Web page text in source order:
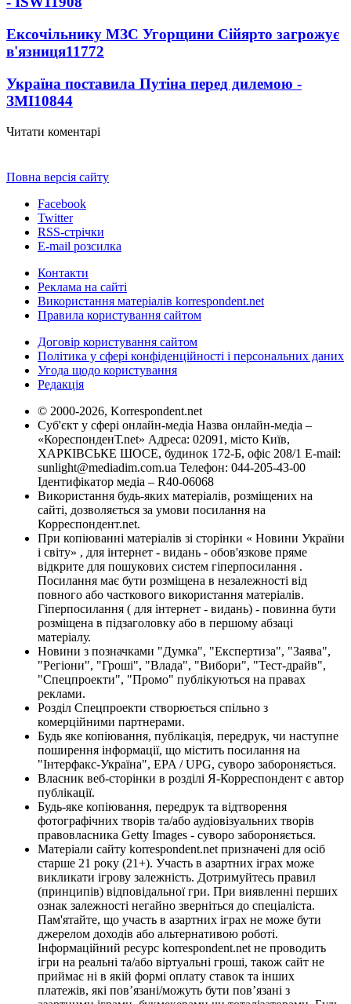
Ексочільнику МЗС Угорщини Сійярто загрожує
в'язниця11772
Україна поставила Путіна перед дилемою -
ЗМІ10844
Читати коментарі
Повна версія сайту
Facebook
Twitter
RSS-стрічки
E-mail розсилка
Контакти
Реклама на сайті
Використання матеріалів korrespondent.net
Правила користування сайтом
Договір користування сайтом
Політика у сфері конфіденційності і персональних даних
Угода щодо користування
Редакція
© 2000-2026, Korrespondent.net
Суб'єкт у сфері онлайн-медіа Назва онлайн-медіа –
«КореспонденТ.net» Адреса: 02091, місто Київ,
ХАРКІВСЬКЕ ШОСЕ, будинок 172-Б, офіс 208/1 E-mail:
sunlight@mediadim.com.ua Телефон: 044-205-43-00
Ідентифікатор медіа – R40-06068
Використання будь-яких матеріалів, розміщених на
сайті, дозволяється за умови посилання на
Корреспондент.net.
При копіюванні матеріалів зі сторінки « Новини України
і світу» , для інтернет - видань - обов'язкове пряме
відкрите для пошукових систем гіперпосилання .
Посилання має бути розміщена в незалежності від
повного або часткового використання матеріалів.
Гіперпосилання ( для інтернет - видань) - повинна бути
розміщена в підзаголовку або в першому абзаці
матеріалу.
Новини з позначками "Думка", "Експертиза", "Заява",
"Регіони", "Гроші", "Влада", "Вибори", "Тест-драйв",
"Спецпроекти", "Промо" публікуються на правах
реклами.
Розділ Спецпроекти створюється спільно з
комерційними партнерами.
Будь яке копіювання, публікація, передрук, чи наступне
поширення інформації, що містить посилання на
"Інтерфакс-Україна", EPA / UPG, суворо забороняється.
Власник веб-сторінки в розділі Я-Корреспондент є автор
публікації.
Будь-яке копіювання, передрук та відтворення
фотографічних творів та/або аудіовізуальних творів
правовласника Getty Images - суворо забороняється.
Матеріали сайту korrespondent.net призначені для осіб
старше 21 року (21+). Участь в азартних іграх може
викликати ігрову залежність. Дотримуйтесь правил
(принципів) відповідальної гри. При виявленні перших
ознак залежності негайно зверніться до спеціаліста.
Пам'ятайте, що участь в азартних іграх не може бути
джерелом доходів або альтернативою роботі.
Інформаційний ресурс korrespondent.net не проводить
ігри на реальні та/або віртуальні гроші, також сайт не
приймає ні в якій формі оплату ставок та інших
платежів, які пов’язані/можуть бути пов’язані з